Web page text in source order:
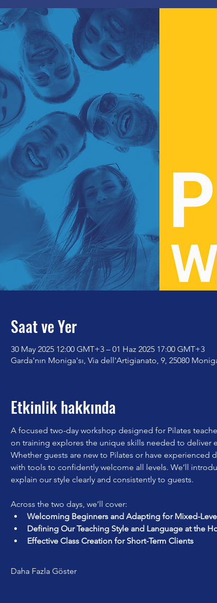
Saat ve Yer
30 May 2025 12:00 GMT+3 – 01 Haz 2025 17:00 GMT+3
Garda'nın Moniga'sı, Via dell'Artigianato, 9, 25080
Etkinlik hakkında
A focused two-day workshop designed for Pilates
on training explores the unique skills needed to deliver
Whether guests are new to Pilates or have experienced
with tools to confidently welcome all levels. We’ll
explain our style clearly and consistently to guests.
Across the two days, we’ll cover:
Welcoming Beginners and Adapting for Mixed-
Defining Our Teaching Style and Language at the
Effective Class Creation for Short-Term Clients
Daha Fazla Göster